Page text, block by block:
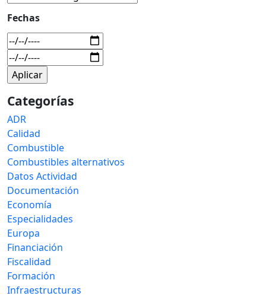
Fechas
Categorías
ADR
Calidad
Combustible
Combustibles alternativos
Datos Actividad
Documentación
Economía
Especialidades
Europa
Financiación
Fiscalidad
Formación
Infraestructuras